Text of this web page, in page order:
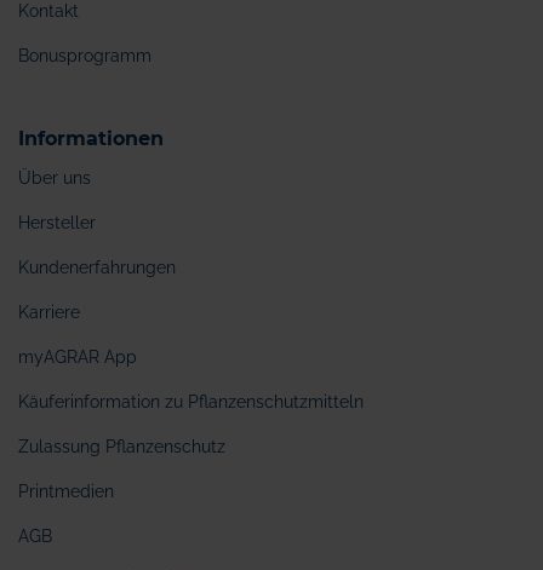
Kontakt
Bonusprogramm
Informationen
Über uns
Hersteller
Kundenerfahrungen
Karriere
myAGRAR App
Käuferinformation zu Pflanzenschutzmitteln
Zulassung Pflanzenschutz
Printmedien
AGB